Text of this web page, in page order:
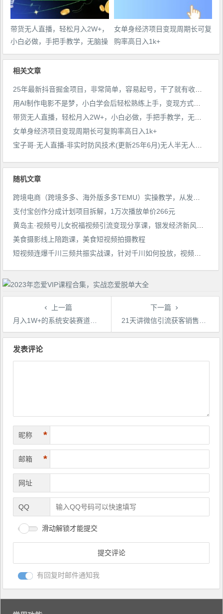
带货无人直播，轻松月入2W+，
小白必做，手把手教学，无脑操
作(附学习资料)
女单身经济项目变现周期长可复
购率高日入1k+
相关文章
25年最新抖音掘金项目，非常简单，容易起号，干了就有收益那种
用AI制作电影不是梦，小白学会后轻松熟练上手，变现方式多样，日入2张+
带货无人直播，轻松月入2W+，小白必做，手把手教学，无脑操作(附学习资料)
女单身经济项目变现周期长可复购率高日入1k+
宝子哥·无人直播-非实时防风技术(更新25年6月)无人半无人直播
随机文章
跨境电商（跨境多多、海外版多多TEMU）实操教学，从发布商品到售卖发货全流程操作！
支付宝创作分成计划项目拆解，1万次播放单价266元
黄岛主·视频号儿女祝福视频引流变现分享课，银发经济新风囗【视频+素材】
美食摄影线上陪跑课，美食短视频拍摄教程
短视频连爆千川三频共振实战课，针对千川如何投放，视频如何打爆专门讲解
上一篇
月入1W+的系统安装赛道、小白即可上手，可永久操作
下一篇
21天讲微信引流获客销售营，从陌生到成交的微信经营术
文
发表评论
昵称 *
邮箱 *
网址
QQ
滑动解锁才能提交
有回复时邮件通知我